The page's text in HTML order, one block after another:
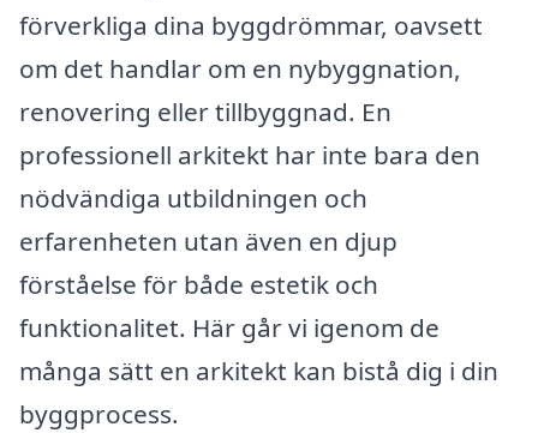
förverkliga dina byggdrömmar, oavsett
om det handlar om en nybyggnation,
renovering eller tillbyggnad. En
professionell arkitekt har inte bara den
nödvändiga utbildningen och
erfarenheten utan även en djup
förståelse för både estetik och
funktionalitet. Här går vi igenom de
många sätt en arkitekt kan bistå dig i din
byggprocess.